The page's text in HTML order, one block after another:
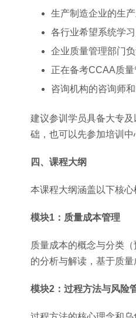
生产制造企业的生
各行业希望系统学
企业质量管理部门
正在备考CCAA质
咨询机构的咨询师和
建议参训学员具备大专
础，也可以先参加培训中
四、课程大纲
本课程大纲涵盖以下核心
模块1：质量成本管理
质量成本的概念与分类
的分析与解读，基于质量
模块2：过程方法与风险